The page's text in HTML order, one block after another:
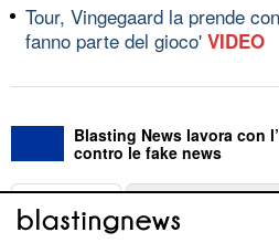
Tour, Vingegaard la prende
fanno parte del gioco' VIDEO
Blasting News lavora con
contro le fake news
ABOUT